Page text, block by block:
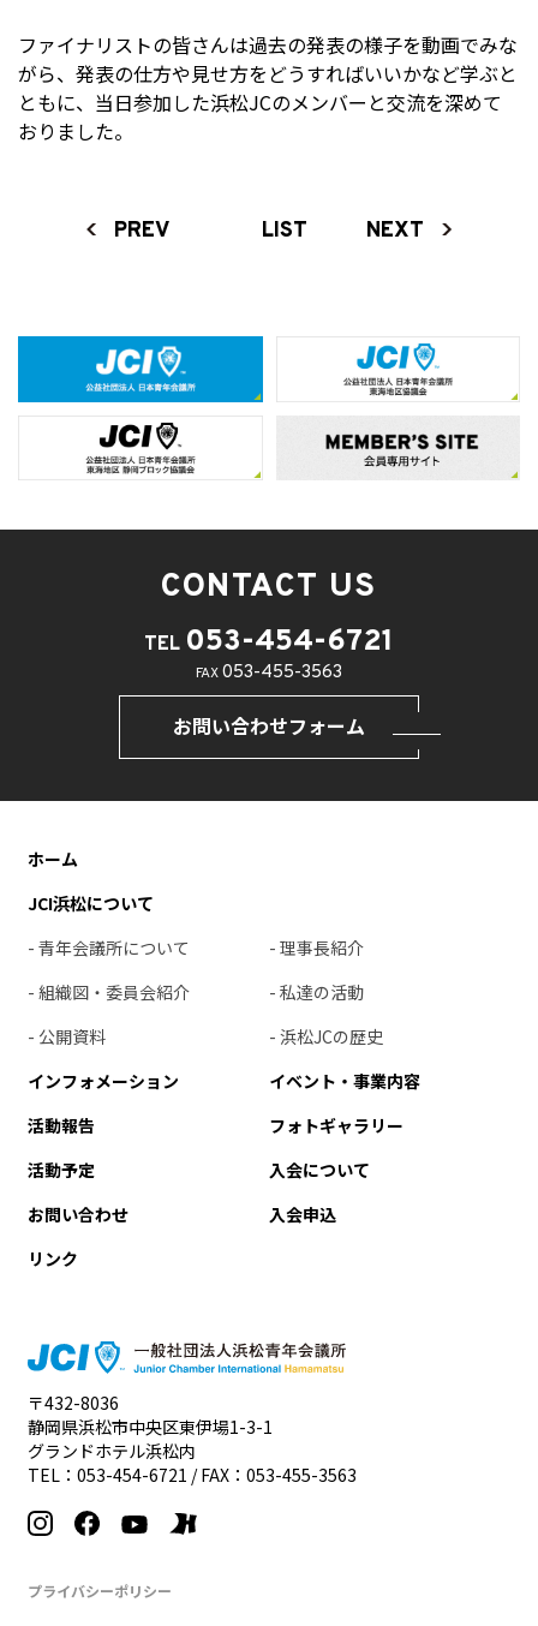
ファイナリストの皆さんは過去の発表の様子を動画でみな
がら、発表の仕方や見せ方をどうすればいいかなど学ぶと
ともに、当日参加した浜松JCのメンバーと交流を深めて
おりました。
PREV LIST NEXT
CONTACT US
TEL 053-454-6721
FAX053-455-3563
お問い合わせフォーム
ホーム
JCI浜松について
- 青年会議所について
- 理事長紹介
- 組織図・委員会紹介
- 私達の活動
- 公開資料
- 浜松JCの歴史
インフォメーション
イベント・事業内容
活動報告
フォトギャラリー
活動予定
入会について
お問い合わせ
入会申込
リンク
〒432-8036
静岡県浜松市中央区東伊場1-3-1
グランドホテル浜松内
TEL： 053-454-6721 / FAX：053-455-3563
プライバシーポリシー